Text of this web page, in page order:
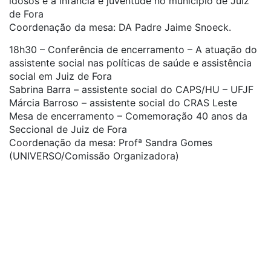
de Fora
Coordenação da mesa: DA Padre Jaime Snoeck.
18h30 – Conferência de encerramento – A atuação do
assistente social nas políticas de saúde e assistência
social em Juiz de Fora
Sabrina Barra – assistente social do CAPS/HU – UFJF
Márcia Barroso – assistente social do CRAS Leste
Mesa de encerramento – Comemoração 40 anos da
Seccional de Juiz de Fora
Coordenação da mesa: Profª Sandra Gomes
(UNIVERSO/Comissão Organizadora)